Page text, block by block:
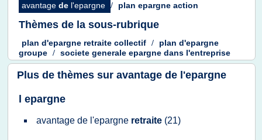
avantage de l'epargne / plan epargne action
Thèmes de la sous-rubrique
plan d'epargne retraite collectif /
plan d'epargne
groupe / societe generale epargne dans l'entreprise
Plus de thèmes sur avantage de l'epargne
l epargne
avantage de l'epargne retraite (21)